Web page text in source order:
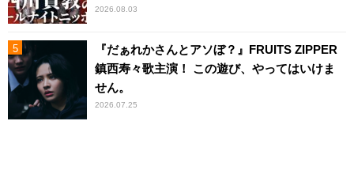
2026.08.03
『だぁれかさんとアソぼ？』FRUITS ZIPPER
鎮西寿々歌主演！ この遊び、やってはいけま
せん。
2026.07.25